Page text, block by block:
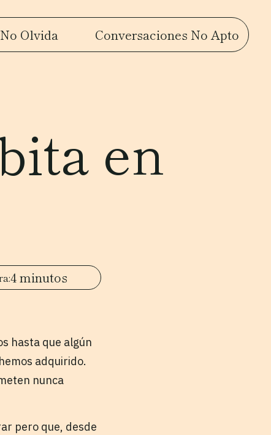
Olvida Conversaciones No Apto
en
4 minutos
hasta que algún
adquirido.
nunca
pero que, desde